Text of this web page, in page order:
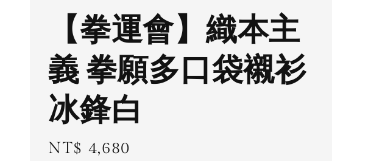
【拳運會】織本主
義 拳願多口袋襯衫
冰鋒白
Regular
NT$ 4,680